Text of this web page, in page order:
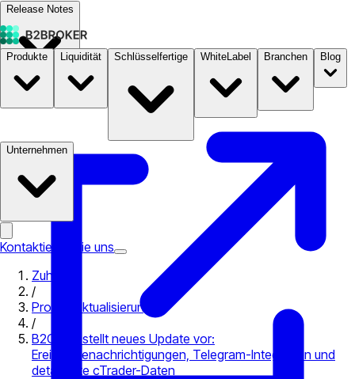
Release Notes
Dokumentation B2STORE
Produkte Liquidität Schlüsselfertige WhiteLabel Branchen Blog
Unternehmen
Kontaktieren Sie uns
Zuhause
/
Produktaktualisierungen
/
B2CORE stellt neues Update vor:
Ereignisbenachrichtigungen, Telegram-Integration und
detaillierte cTrader-Daten